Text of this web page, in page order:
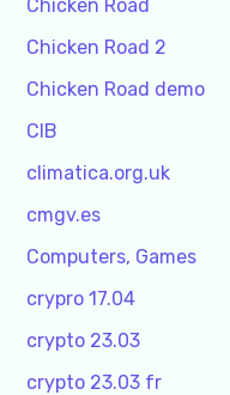
Chicken Road
Chicken Road 2
Chicken Road demo
CIB
climatica.org.uk
cmgv.es
Computers, Games
crypro 17.04
crypto 23.03
crypto 23.03 fr